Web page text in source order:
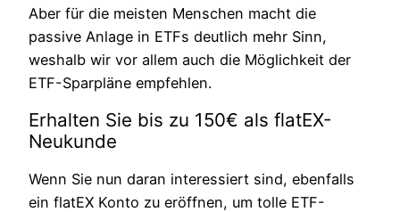
Aber für die meisten Menschen macht die
passive Anlage in ETFs deutlich mehr Sinn,
weshalb wir vor allem auch die Möglichkeit der
ETF-Sparpläne empfehlen.
Erhalten Sie bis zu 150€ als flatEX-
Neukunde
Wenn Sie nun daran interessiert sind, ebenfalls
ein flatEX Konto zu eröffnen, um tolle ETF-